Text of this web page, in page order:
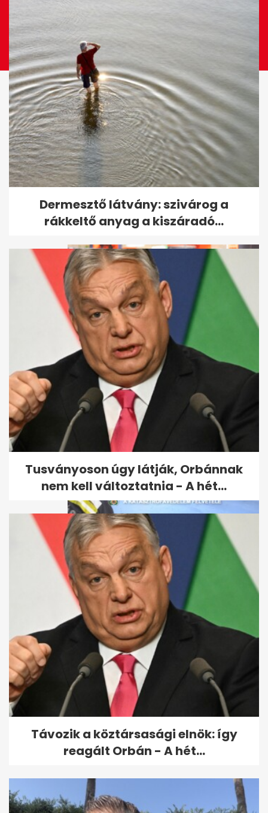
Víz nélküli csónakázó tó épült
15 milliós napelemes budival...
Így vásárol és spórol a
magyar: kiderült, mire
költöttünk...
Ennyire riadt labradort még
nem láttunk - mozdulni sem
mert a...
Dermesztő látvány: szivárog a
rákkeltő anyag a kiszáradó...
Tusványoson úgy látják, Orbánnak
nem kell változtatnia - A hét...
Távozik a köztársasági elnök: így
reagált Orbán - A hét...